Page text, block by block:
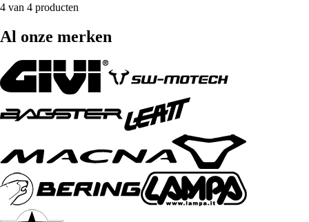
4 van 4 producten
Al onze merken